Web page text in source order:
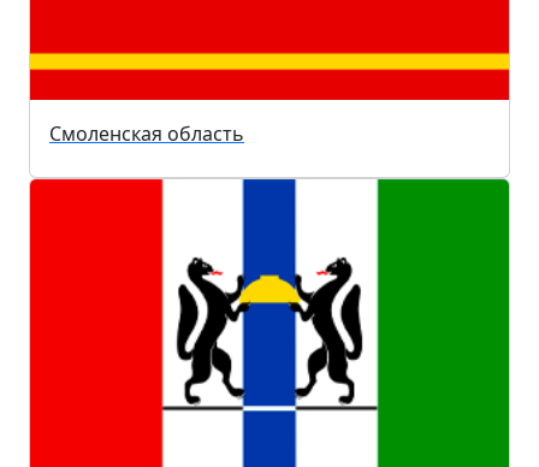
Смоленская область